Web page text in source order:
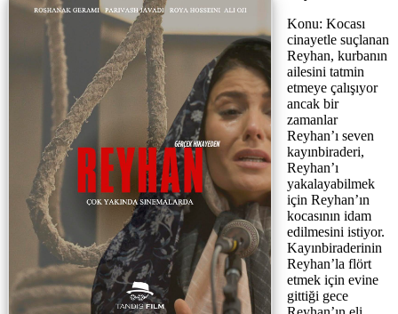
Konu: Kocası
cinayetle suçlanan
Reyhan, kurbanın
ailesini tatmin
etmeye çalışıyor
ancak bir
zamanlar
Reyhan’ı seven
kayınbiraderi,
Reyhan’ı
yakalayabilmek
için Reyhan’ın
kocasının idam
edilmesini istiyor.
Kayınbiraderinin
Reyhan’la flört
etmek için evine
gittiği gece